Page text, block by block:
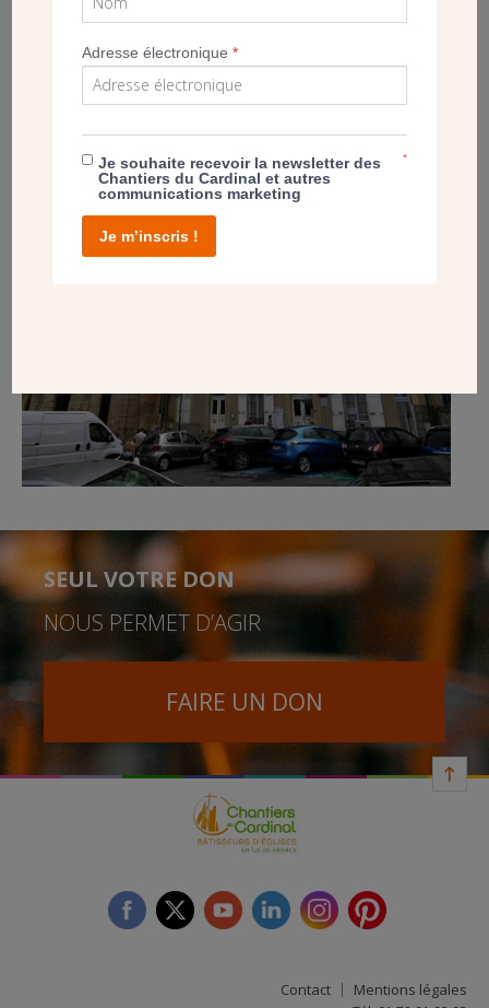
PROJET
RÉNOVER LE PRESBYTÈRE DE LAGNY (77)
SEUL VOTRE DON
NOUS PERMET D’AGIR
FAIRE UN DON
facebooktwitter youtube linkedin instagram
Contact Mentions légales
Adresse électronique*
Je souhaite recevoir la newsletter des
Chantiers du Cardinal et autres
communications marketing
*
Je m’inscris !